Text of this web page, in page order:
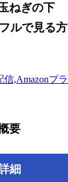
ねぎの下
ルで見る方
要
細